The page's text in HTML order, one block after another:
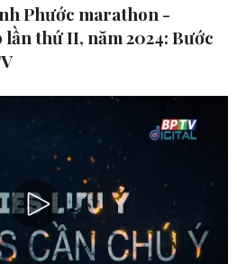
Phước marathon -
thứ II, năm 2024: Bước